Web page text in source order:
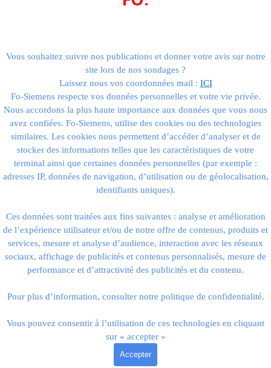
Retourner au contenu
Vous souhaitez suivre nos publications et donner votre avis sur notre
site lors de nos sondages ?
Laissez nous vos coordonnées mail : ICI
Fo-Siemens respecte vos données personnelles et votre vie privée.
Nous accordons la plus haute importance aux données que vous nous
avez confiées. Fo-Siemens, utilise des cookies ou des technologies
similaires. Les cookies nous permettent d’accéder d’analyser et de
stocker des informations telles que les caractéristiques de votre
terminal ainsi que certaines données personnelles (par exemple :
adresses IP, données de navigation, d’utilisation ou de géolocalisation,
identifiants uniques).
Ces données sont traitées aux fins suivantes : analyse et amélioration
de l’expérience utilisateur et/ou de notre offre de contenus, produits et
services, mesure et analyse d’audience, interaction avec les réseaux
sociaux, affichage de publicités et contenus personnalisés, mesure de
performance et d’attractivité des publicités et du contenu.
Pour plus d’information, consulter notre politique de confidentialité.
Vous pouvez consentir à l’utilisation de ces technologies en cliquant
sur « accepter »
Accepter